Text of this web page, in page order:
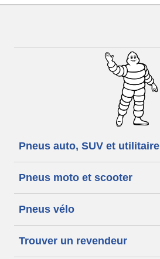
Pneus auto, SUV et utilitaire
Pneus moto et scooter
Pneus vélo
Trouver un revendeur